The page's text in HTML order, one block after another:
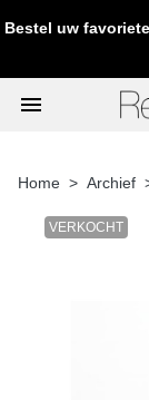
Bestel uw
menu
Home Archief
VERKOCHT